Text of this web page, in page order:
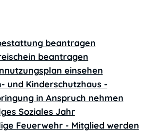
beantragen
beantragen
einsehen
und Kinderschutzhaus -
in Anspruch nehmen
Soziales Jahr
Feuerwehr - Mitglied werden